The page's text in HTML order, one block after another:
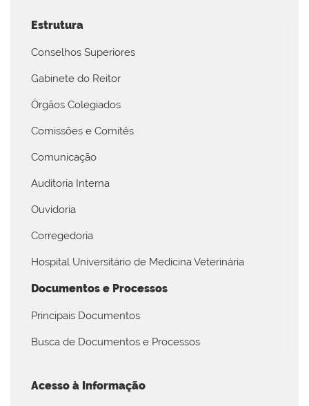
Estrutura
Conselhos Superiores
Gabinete do Reitor
Órgãos Colegiados
Comissões e Comitês
Comunicação
Auditoria Interna
Ouvidoria
Corregedoria
Hospital Universitário de Medicina Veterinária
Documentos e Processos
Principais Documentos
Busca de Documentos e Processos
Acesso à Informação